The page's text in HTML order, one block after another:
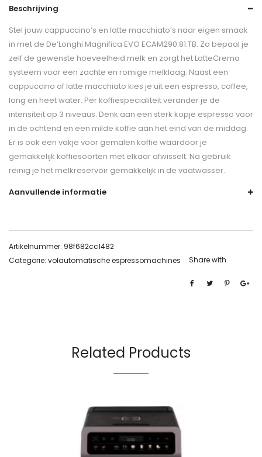
Beschrijving
Stel jouw cappuccino’s en latte macchiato’s naar eigen smaak
in met de De’Longhi Magnifica EVO ECAM290.81.TB. Zo bepaal je
zelf de gewenste hoeveelheid melk en zorgt het LatteCrema
systeem voor een zachte en romige melklaag. Naast een
cappuccino of latte macchiato kies je uit een espresso, coffee,
long en heet water. Per koffiespecialiteit verander je de
intensiteit op 3 niveaus. Denk aan een sterk kopje espresso voor
in de ochtend en een milde koffie aan het eind van de middag.
Er is ook een vakje voor gemalen koffie waardoor je
gemakkelijk koffiesoorten met elkaar afwisselt. Na gebruik
reinig je het melkreservoir gemakkelijk in de vaatwasser.
Aanvullende informatie
Artikelnummer: 98f682cc1482
Categorie: volautomatische espressomachines Share with
Related Products